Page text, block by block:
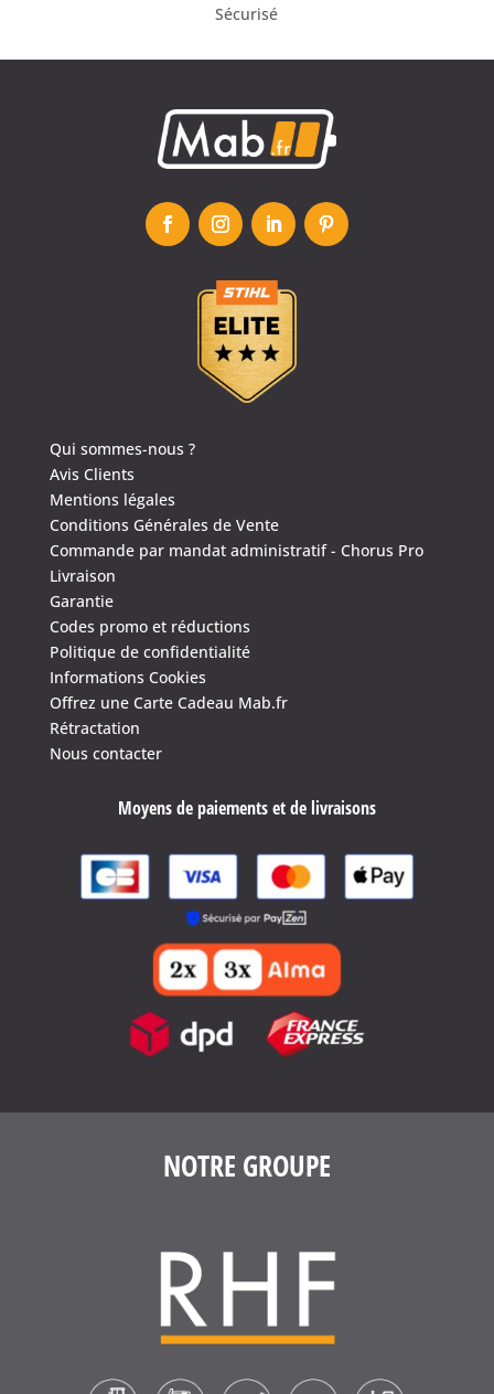
Sécurisé
Qui sommes-nous ?
Avis Clients
Mentions légales
Conditions Générales de Vente
Commande par mandat administratif - Chorus Pro
Livraison
Garantie
Codes promo et réductions
Politique de confidentialité
Informations Cookies
Offrez une Carte Cadeau Mab.fr
Rétractation
Nous contacter
Moyens de paiements et de livraisons
NOTRE GROUPE